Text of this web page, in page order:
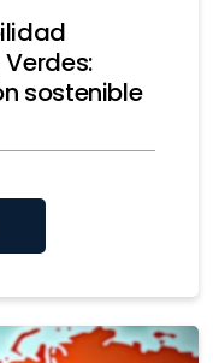
sostenible